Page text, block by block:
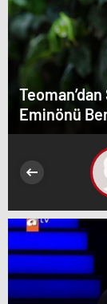
Teoman’dan
Eminönü